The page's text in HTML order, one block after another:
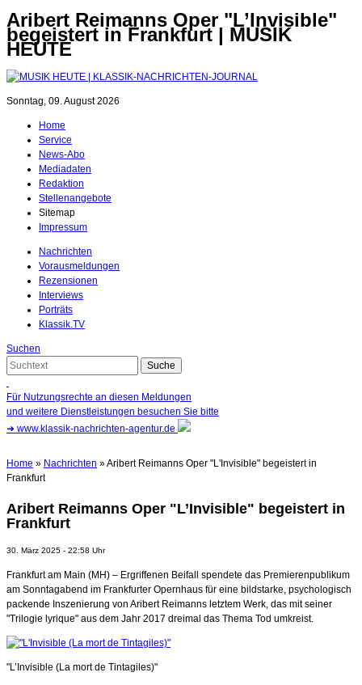
Aribert Reimanns Oper "L’Invisible"
begeistert in Frankfurt | MUSIK
HEUTE
Sonntag, 09. August 2026
Home
Service
News-Abo
Mediadaten
Redaktion
Stellenangebote
Sitemap
Impressum
Nachrichten
Vorausmeldungen
Rezensionen
Interviews
Porträts
Klassik.TV
Suchen
Für Nutzungsrechte an diesen Meldungen
und weitere Dienstleistungen besuchen Sie bitte
➜ www.klassik-nachrichten-agentur.de
Home » Nachrichten » Aribert Reimanns Oper "L'Invisible" begeistert in
Frankfurt
Aribert Reimanns Oper "L’Invisible" begeistert in
Frankfurt
30. März 2025 - 22:58 Uhr
Frankfurt am Main (MH) – Ergriffenen Beifall spendete das Premierenpublikum
am Sonntagabend im Frankfurter Opernhaus für eine bildstarke, psychologisch
packende Inszenierung von Aribert Reimanns letztem Werk, das mit seiner
"Trilogie lyrique" aus dem Jahr 2017 dreimal das Thema Tod umkreist.
"L’Invisible (La mort de Tintagiles)"